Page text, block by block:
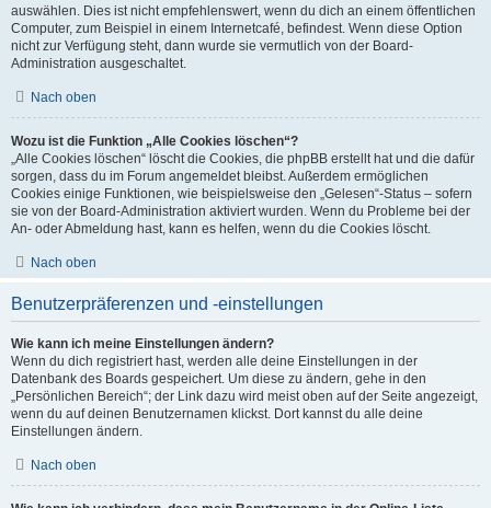
auswählen. Dies ist nicht empfehlenswert, wenn du dich an einem öffentlichen
Computer, zum Beispiel in einem Internetcafé, befindest. Wenn diese Option
nicht zur Verfügung steht, dann wurde sie vermutlich von der Board-
Administration ausgeschaltet.
Nach oben
Wozu ist die Funktion „Alle Cookies löschen“?
„Alle Cookies löschen“ löscht die Cookies, die phpBB erstellt hat und die dafür
sorgen, dass du im Forum angemeldet bleibst. Außerdem ermöglichen
Cookies einige Funktionen, wie beispielsweise den „Gelesen“-Status – sofern
sie von der Board-Administration aktiviert wurden. Wenn du Probleme bei der
An- oder Abmeldung hast, kann es helfen, wenn du die Cookies löscht.
Nach oben
Benutzerpräferenzen und -einstellungen
Wie kann ich meine Einstellungen ändern?
Wenn du dich registriert hast, werden alle deine Einstellungen in der
Datenbank des Boards gespeichert. Um diese zu ändern, gehe in den
„Persönlichen Bereich“; der Link dazu wird meist oben auf der Seite angezeigt,
wenn du auf deinen Benutzernamen klickst. Dort kannst du alle deine
Einstellungen ändern.
Nach oben